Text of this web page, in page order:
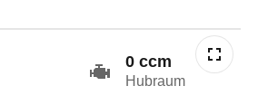
0 ccm
Hubraum